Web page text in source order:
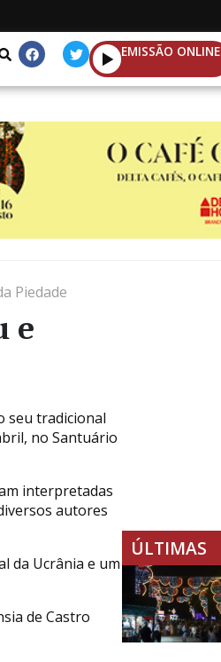
EMISSÃO ONLINE
Piedade
e
seu tradicional
no Santuário
interpretadas
autores
da Ucrânia e um
de Castro
ÚLTIMAS